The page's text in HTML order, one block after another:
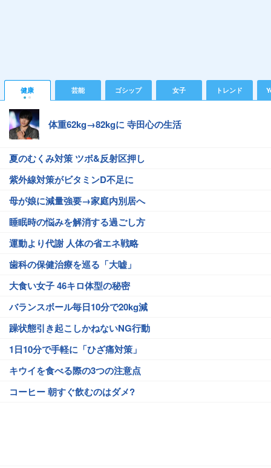
健康 芸能 ゴシップ 女子 トレンド
体重62kg→82kgに 寺田心の生活
夏のむくみ対策 ツボ&反射区押し
紫外線対策がビタミンD不足に
母が娘に減量強要→家庭内別居へ
睡眠時の悩みを解消する過ごし方
運動より代謝 人体の省エネ戦略
歯科の保健治療を巡る「大嘘」
大食い女子 46キロ体型の秘密
バランスボール毎日10分で20kg減
躁状態引き起こしかねないNG行動
1日10分で手軽に「ひざ痛対策」
キウイを食べる際の3つの注意点
コーヒー 朝すぐ飲むのはダメ?